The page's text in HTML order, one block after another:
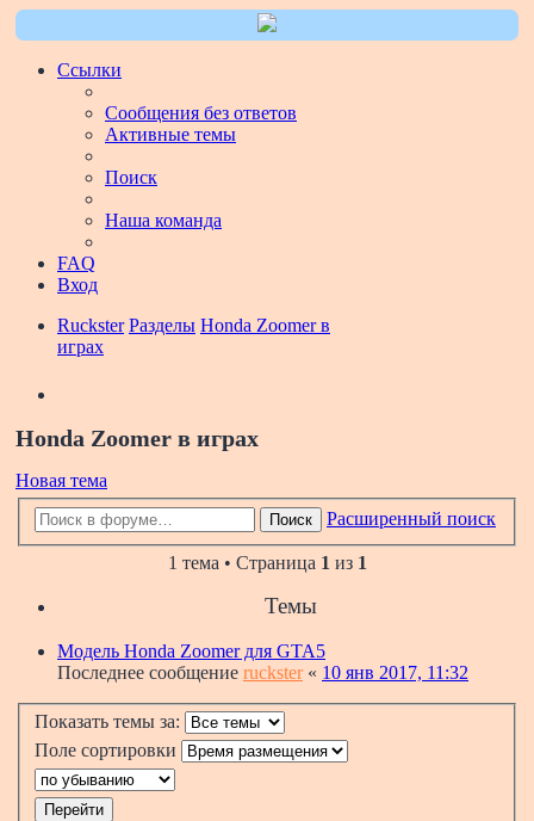
Ссылки
Сообщения без ответов
Активные темы
Поиск
Наша команда
FAQ
Вход
Ruckster Разделы Honda Zoomer в
играх
Honda Zoomer в играх
Новая тема
Поиск Расширенный поиск
1 тема • Страница 1 из 1
Темы
Модель Honda Zoomer для GTA5
Последнее сообщение ruckster« 10 янв 2017, 11:32
Показать темы за:
Поле сортировки